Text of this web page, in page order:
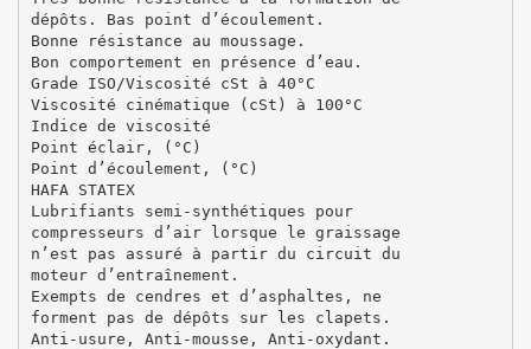
dépôts. Bas point d’écoulement.
Bonne résistance au moussage.
Bon comportement en présence d’eau.
Grade ISO/Viscosité cSt à 40°C
Viscosité cinématique (cSt) à 100°C
Indice de viscosité
Point éclair, (°C)
Point d’écoulement, (°C)
HAFA STATEX
Lubrifiants semi-synthétiques pour
compresseurs d’air lorsque le graissage
n’est pas assuré à partir du circuit du
moteur d’entraînement.
Exempts de cendres et d’asphaltes, ne
forment pas de dépôts sur les clapets.
Anti-usure, Anti-mousse, Anti-oxydant.